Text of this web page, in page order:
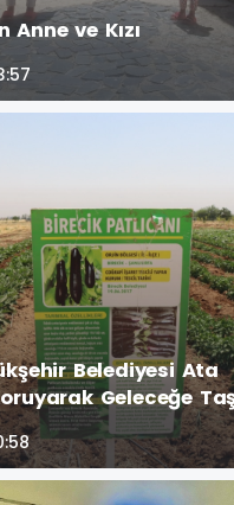
ve Kızı
Belediyesi Ata
Geleceğe